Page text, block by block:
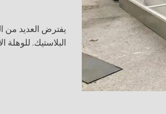
يفترض العديد من
البلاستيك. للوهلة